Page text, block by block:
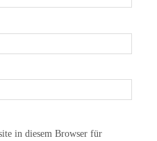
in diesem Browser für